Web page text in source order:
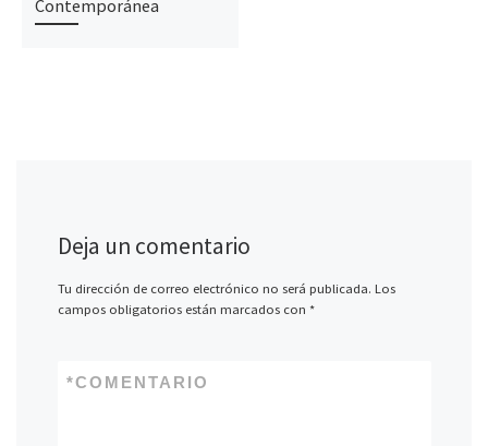
Contemporánea
Deja un comentario
Tu dirección de correo electrónico no será publicada. Los
campos obligatorios están marcados con *
COMENTARIO
*